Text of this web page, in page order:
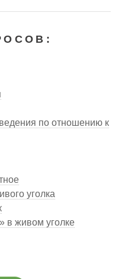
по отношению к
уголка
в живом уголке